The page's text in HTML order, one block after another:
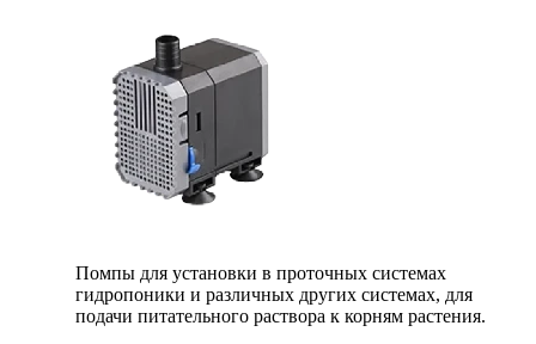
Помпы для установки в проточных системах
гидропоники и различных других системах, для
подачи питательного раствора к корням растения.